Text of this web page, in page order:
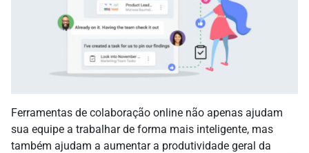
Ferramentas de colaboração online não apenas ajudam
sua equipe a trabalhar de forma mais inteligente, mas
também ajudam a aumentar a produtividade geral da